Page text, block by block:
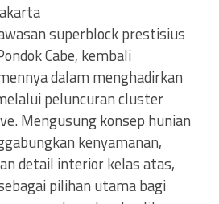
superblock prestisius
Cabe, kembali
dalam menghadirkan
peluncuran cluster
Mengusung konsep hunian
kenyamanan,
detail interior kelas atas,
pilihan utama bagi